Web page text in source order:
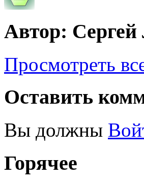
Автор: Сергей
Просмотреть
Оставить
Вы должны
Горячее